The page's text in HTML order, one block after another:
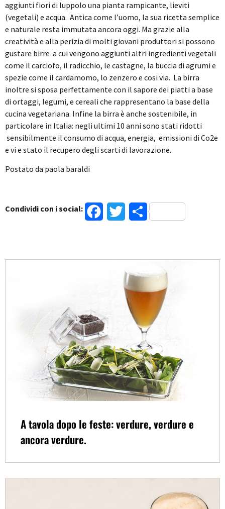
aggiunti fiori di luppolo una pianta rampicante, lieviti
(vegetali) e acqua. Antica come l’uomo, la sua ricetta semplice
e naturale resta immutata ancora oggi. Ma grazie alla
creatività e alla perizia di molti giovani produttori si possono
gustare birre a cui vengono aggiunti altri ingredienti vegetali
come il carciofo, il radicchio, le castagne, la buccia di agrumi e
spezie come il cardamomo, lo zenzero e cosi via. La birra
inoltre si sposa perfettamente con il sapore dei piatti a base
di ortaggi, legumi, e cereali che rappresentano la base della
cucina vegetariana. Infine la birra è anche sostenibile, in
particolare in Italia: negli ultimi 10 anni sono stati ridotti
sensibilmente il consumo di acqua, energia, emissioni di Co2e
e vi e stato il recupero degli scarti di lavorazione.
Postato da paola baraldi
Condividi con i social: FacebookTwitterCondividi
A tavola dopo le feste: verdure, verdure e
ancora verdure.